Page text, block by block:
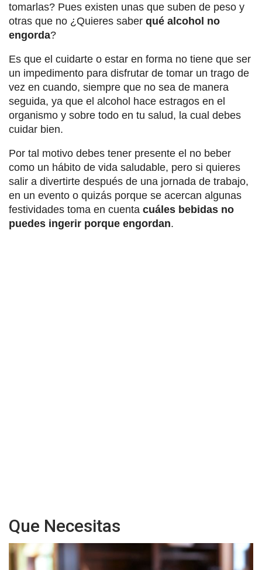
tomarlas? Pues existen unas que suben de peso y
otras que no ¿Quieres saber qué alcohol no
engorda?
Es que el cuidarte o estar en forma no tiene que ser
un impedimento para disfrutar de tomar un trago de
vez en cuando, siempre que no sea de manera
seguida, ya que el alcohol hace estragos en el
organismo y sobre todo en tu salud, la cual debes
cuidar bien.
Por tal motivo debes tener presente el no beber
como un hábito de vida saludable, pero si quieres
salir a divertirte después de una jornada de trabajo,
en un evento o quizás porque se acercan algunas
festividades toma en cuenta cuáles bebidas no
puedes ingerir porque engordan.
Que Necesitas